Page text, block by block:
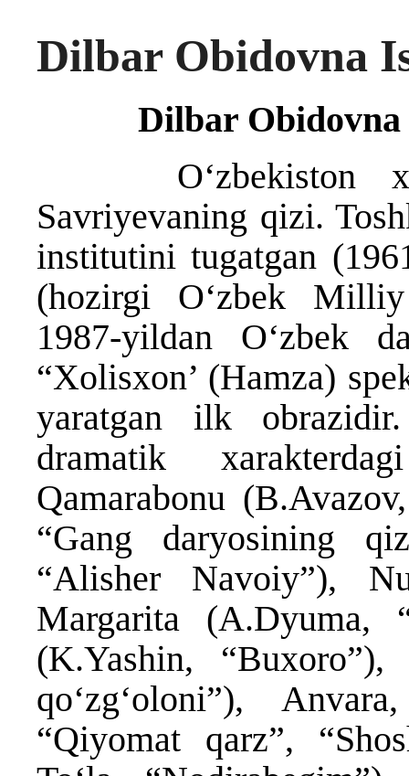
Dilbar Obidovna
Dilbar Obidovna
Oʻzbekiston
Savriyevaning qizi.
institutini tugatgan
(hozirgi O‘zbek
1987-yildan Oʻzbek
“Xolisxon’ (Hamza)
yaratgan ilk
dramatik
Qamarabonu
“Gang daryosining
“Alisher Navoiy”),
Margarita (A.Dyuma,
(K.Yashin,
qoʻzgʻoloni”),
“Qiyomat qarz”,